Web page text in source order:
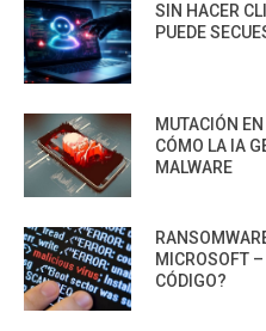
SIN HACER
PUEDE
MUTACIÓN
CÓMO LA IA
MALWARE
MICROSOFT
CÓDIGO?